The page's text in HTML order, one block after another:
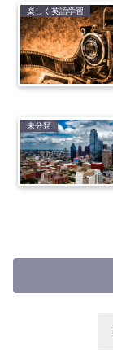
楽しく英語学習
未分類